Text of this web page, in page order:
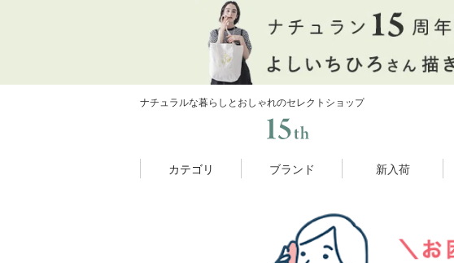
ナチュラルな暮らしとおしゃれのセレクトショップ
カテゴリ ブランド 新入荷